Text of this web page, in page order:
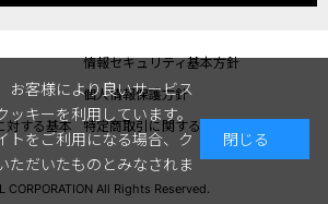
情報セキュリティ基本方針
個人情報保護方針
対する基本
特定商取引に関する表記
CORPORATION All Rights Reserved.
お客様により良いサービス
キーを利用しています。
トをご利用になる場合、ク
ただいたものとみなされま
閉じる